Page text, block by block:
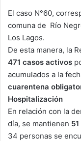
El caso N°60,
comuna de Río
Los Lagos.
De esta manera, la
471 casos activos
acumulados a la
cuarentena
Hospitalización
En relación con la
día, se mantienen
34 personas se